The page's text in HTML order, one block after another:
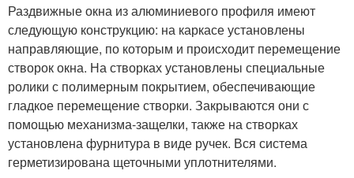
Раздвижные окна из алюминиевого профиля имеют
следующую конструкцию: на каркасе установлены
направляющие, по которым и происходит перемещение
створок окна. На створках установлены специальные
ролики с полимерным покрытием, обеспечивающие
гладкое перемещение створки. Закрываются они с
помощью механизма-защелки, также на створках
установлена фурнитура в виде ручек. Вся система
герметизирована щеточными уплотнителями.